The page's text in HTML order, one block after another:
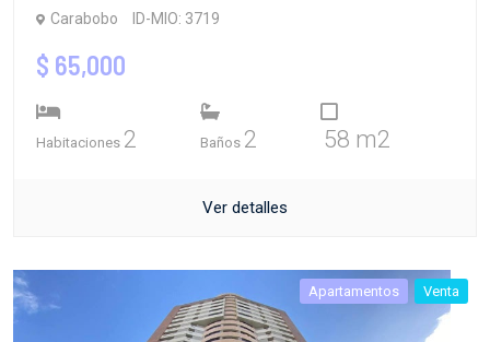
Carabobo ID-MIO: 3719
$ 65,000
Habitaciones 2 Baños 2 58 m2
Ver detalles
Apartamentos Venta